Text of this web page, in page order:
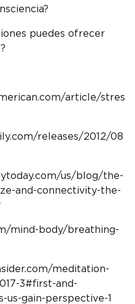
puedes ofrecer
article/stres
releases/2012/08
us/blog/the-
and-connectivity-the-
mind-body/breathing-
meditation-
3#first-and-
gain-perspective-1